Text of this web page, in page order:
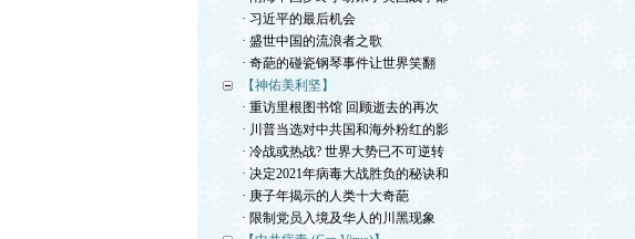
· 习近平的最后机会
· 盛世中国的流浪者之歌
· 奇葩的碰瓷钢琴事件让世界笑翻
【神佑美利坚】
· 重访里根图书馆 回顾逝去的再次
· 川普当选对中共国和海外粉红的影
· 冷战或热战? 世界大势已不可逆转
· 决定2021年病毒大战胜负的秘诀和
· 庚子年揭示的人类十大奇葩
· 限制党员入境及华人的川黑现象